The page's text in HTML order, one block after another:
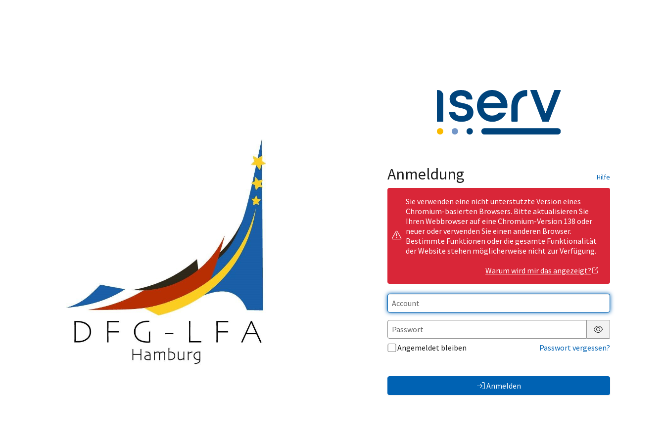
Anmeldung Hilfe
Sie verwenden eine nicht unterstützte Version eines
Chromium-basierten Browsers. Bitte aktualisieren Sie
Ihren Webbrowser auf eine Chromium-Version 138 oder
neuer oder verwenden Sie einen anderen Browser.
Bestimmte Funktionen oder die gesamte Funktionalität
der Website stehen möglicherweise nicht zur Verfügung.
Warum wird mir das angezeigt?
Passwort anzeigen
Angemeldet bleiben
Passwort vergessen?
Anmelden